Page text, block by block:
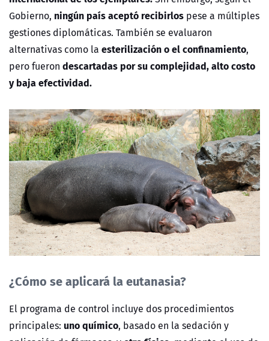
Gobierno, ningún país aceptó recibirlos pese a múltiples
gestiones diplomáticas. También se evaluaron
alternativas como la esterilización o el confinamiento,
pero fueron descartadas por su complejidad, alto costo
y baja efectividad.
¿Cómo se aplicará la eutanasia?
El programa de control incluye dos procedimientos
principales: uno químico, basado en la sedación y